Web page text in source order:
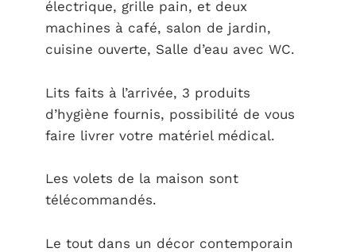
électrique, grille pain, et deux
machines à café, salon de jardin,
cuisine ouverte, Salle d’eau avec WC.
Lits faits à l’arrivée, 3 produits
d’hygiène fournis, possibilité de vous
faire livrer votre matériel médical.
Les volets de la maison sont
télécommandés.
Le tout dans un décor contemporain